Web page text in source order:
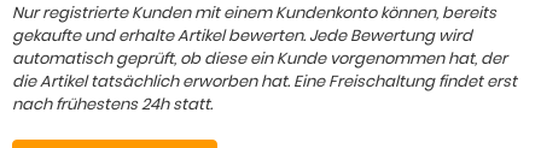
Nur registrierte Kunden mit einem Kundenkonto können, bereits
gekaufte und erhalte Artikel bewerten. Jede Bewertung wird
automatisch geprüft, ob diese ein Kunde vorgenommen hat, der
die Artikel tatsächlich erworben hat. Eine Freischaltung findet erst
nach frühestens 24h statt.